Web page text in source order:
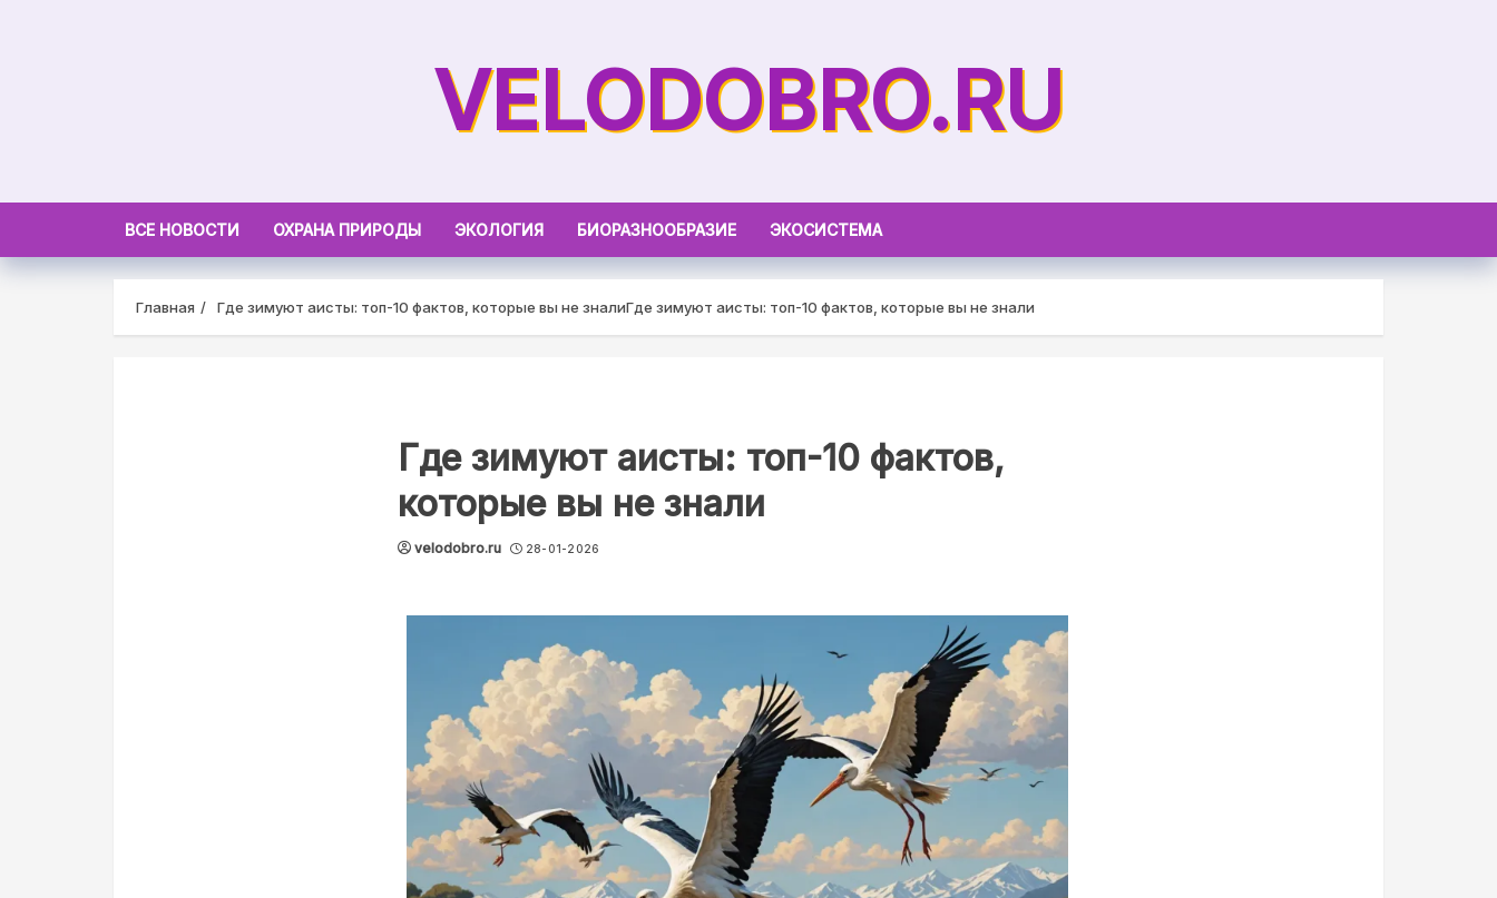
VELODOBRO.RU
ВСЕ НОВОСТИ ОХРАНА ПРИРОДЫ ЭКОЛОГИЯ БИОРАЗНООБРАЗИЕ ЭКОСИСТЕМА
Главная Где зимуют аисты: топ-10 фактов, которые вы не зналиГде зимуют аисты: топ-10 фактов, которые вы не знали
Где зимуют аисты: топ-10 фактов,
которые вы не знали
velodobro.ru 28-01-2026